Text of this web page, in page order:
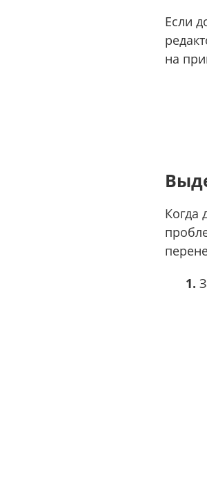
Если
на
Когда
1.